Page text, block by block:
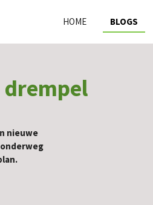
HOME BLOGS
drempel
nieuwe